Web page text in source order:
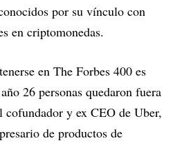
por su vínculo con
en criptomonedas.
en The Forbes 400 es
26 personas quedaron fuera
y ex CEO de Uber,
de productos de